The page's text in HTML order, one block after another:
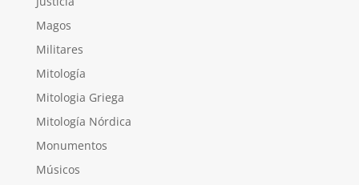
Magos
Militares
Mitología
Mitologia Griega
Mitología Nórdica
Monumentos
Músicos